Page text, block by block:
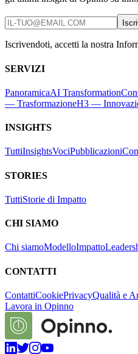
Iscrivendoti, accetti la nostra
SERVIZI
PanoramicaAI Transformation
— TrasformazioneH3 —
INSIGHTS
TuttiInsightsVociPubblicazioni
STORIES
TuttiStorie di Impatto
CHI SIAMO
Chi siamoModelloImpatto
CONTATTI
ContattiCookiePrivacyQualità e
Lavora in Opinno